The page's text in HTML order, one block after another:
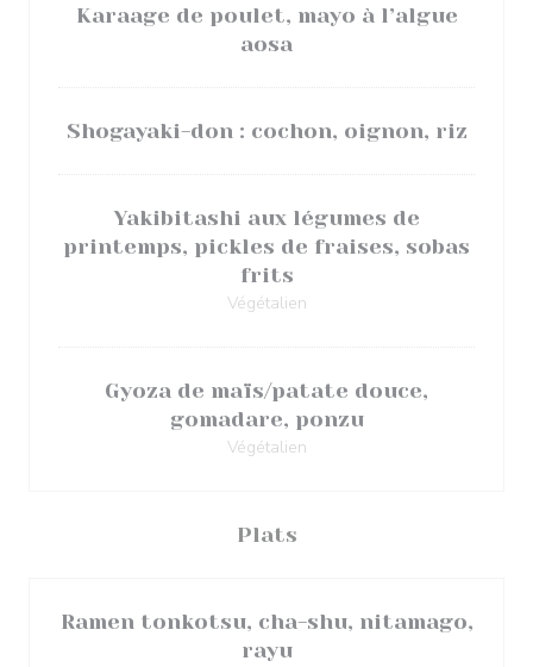
Karaage de poulet, mayo à l’algue
aosa
Shogayaki-don : cochon, oignon, riz
Yakibitashi aux légumes de
printemps, pickles de fraises, sobas
frits
Végétalien
Gyoza de maïs/patate douce,
gomadare, ponzu
Végétalien
Plats
Ramen tonkotsu, cha-shu, nitamago,
rayu